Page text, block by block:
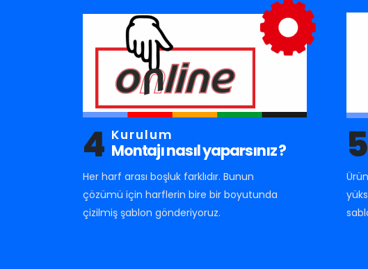
4 Kurulum
Montajı nasıl yaparsınız ?
Her harf arası boşluk farklıdır. Bunun
çözümü için harflerin bire bir boyutunda
çizilmiş şablon gönderiyoruz.
5